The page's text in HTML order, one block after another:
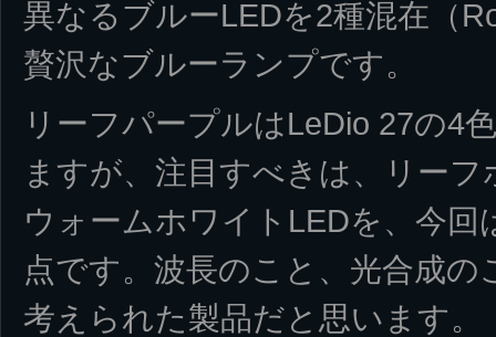
異なるブルーLEDを2種混在（
贅沢なブルーランプです。
リーフパープルはLeDio 27の4
ますが、注目すべきは、リー
ウォームホワイトLEDを、今回
点です。波長のこと、光合成
考えられた製品だと思います。